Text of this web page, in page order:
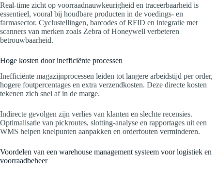
Real-time zicht op voorraadnauwkeurigheid en traceerbaarheid is
essentieel, vooral bij houdbare producten in de voedings- en
farmasector. Cyclustellingen, barcodes of RFID en integratie met
scanners van merken zoals Zebra of Honeywell verbeteren
betrouwbaarheid.
Hoge kosten door inefficiënte processen
Inefficiënte magazijnprocessen leiden tot langere arbeidstijd per order,
hogere foutpercentages en extra verzendkosten. Deze directe kosten
tekenen zich snel af in de marge.
Indirecte gevolgen zijn verlies van klanten en slechte recensies.
Optimalisatie van pickroutes, slotting-analyse en rapportages uit een
WMS helpen knelpunten aanpakken en orderfouten verminderen.
Voordelen van een warehouse management systeem voor logistiek en
voorraadbeheer